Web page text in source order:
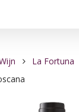
La Fortuna